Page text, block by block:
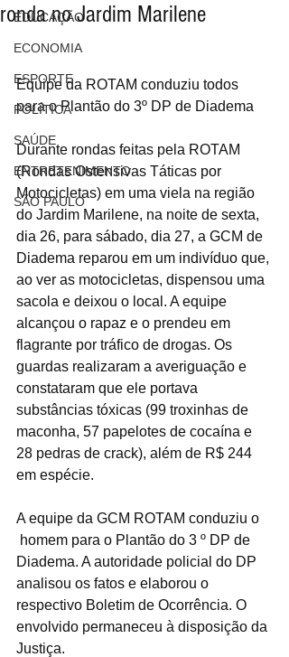
EDUCAÇÃO
ECONOMIA
ESPORTE
POLÍTICA
SAÚDE
ENTRETENIMENTO
SÃO PAULO
ronda no Jardim Marilene
Equipe da ROTAM conduziu todos
para o Plantão do 3º DP de Diadema
Durante rondas feitas pela ROTAM
(Rondas Ostensivas Táticas por
Motocicletas) em uma viela na região
do Jardim Marilene, na noite de sexta,
dia 26, para sábado, dia 27, a GCM de
Diadema reparou em um indivíduo que,
ao ver as motocicletas, dispensou uma
sacola e deixou o local. A equipe
alcançou o rapaz e o prendeu em
flagrante por tráfico de drogas. Os
guardas realizaram a averiguação e
constataram que ele portava
substâncias tóxicas (99 troxinhas de
maconha, 57 papelotes de cocaína e
28 pedras de crack), além de R$ 244
em espécie.
A equipe da GCM ROTAM conduziu o
homem para o Plantão do 3 º DP de
Diadema. A autoridade policial do DP
analisou os fatos e elaborou o
respectivo Boletim de Ocorrência. O
envolvido permaneceu à disposição da
Justiça.